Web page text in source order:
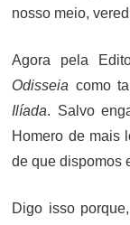
nosso meio,
Agora pela
Odisseia como
Ilíada. Salvo
Homero de mais
de que dispomos
Digo isso